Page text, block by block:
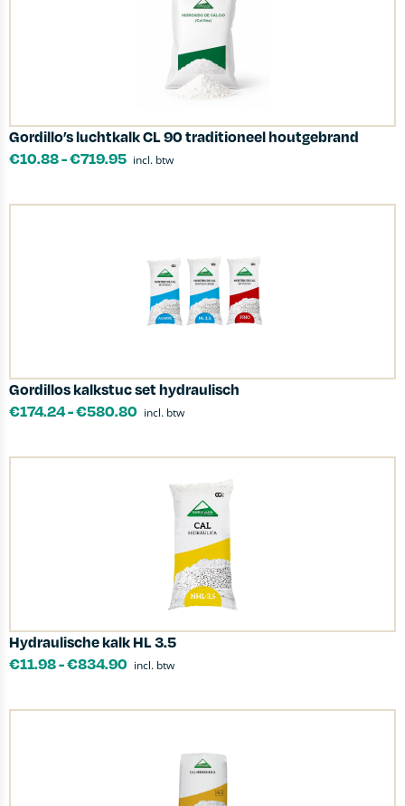
Gordillo’s luchtkalk CL 90 traditioneel houtgebrand
€10.88-€719.95 incl. btw
Gordillos kalkstuc set hydraulisch
€174.24-€580.80 incl. btw
Hydraulische kalk HL 3.5
€11.98-€834.90 incl. btw